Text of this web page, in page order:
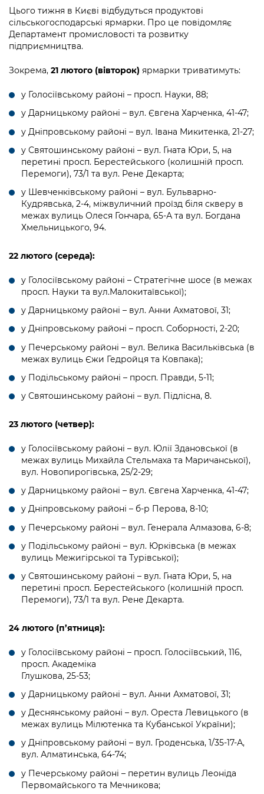
Рішення та розпорядження
Проєкти розпоряджень, що
перебувають на погодженні КМВА
Рішення Київради
Контактна інформація
Графік роботи та прийому громадян
Вакансії
Статистика
Звернення громадян
Регуляторна діяльність
Kyiv International Relations
Річні звіти
Гендерна політика
Безбар'єрність
Київська міська військова адміністрація
Освіта та навчальні заклади
Дороги, транспорт та парковки
Культура, спорт, дозвілля
Бізнес та ліцензування
Фінанси та бюджет
Ритуальні послуги
Іноземцям / For foreigners
Пам'ятки культурної спадщини
Портал Захисників та Захисниць
Безбар'єрність
Портал послуг
Міський застосунок Київ Цифровий
Важливе під час воєнного стану
Громадська експертиза
Громадський бюджет
Петиції
Відкритий бюджет
Контактний центр
Рада з питань внутрішньо переміщених
осіб при Київській міській військовій
адміністрації
«Ініціатива «Партнерство «Відкритий
Важливе під час воєнного стану
Інформація з обмеженим доступом
Подати запит онлайн
Проекти нормативно-правових та
інших актів
Нормативна база
Питання і відповіді про публічну
інформацію
Порядок оскарження рішень, дій чи
бездіяльності розпорядників інформації
Звіти про опрацювання запитів на
публічну інформацію
Інформація для споживачів
Про відкриті дані
Публічні дашборди
Медіагалерея
Підписатися на новини та анонси від
КМДА / Subscribe to announcements
from the KCSA
Порядок акредитації медіа /
Accreditation process
Подати журналістський запит /
Зйомки в лікарнях в умовах воєнного
стану / Rules for media coverage of
hospitals at work under martial law
Контакти для медіа / Contacts for mass
media
Портал Послуг
Цього тижня в Києві відбудуться продуктові
сільськогосподарські ярмарки. Про це повідомляє
Департамент промисловості та розвитку
підприємництва.
Зокрема, 21 лютого (вівторок) ярмарки триватимуть:
у Голосіївському районі – просп. Науки, 88;
у Дарницькому районі – вул. Євгена Харченка, 41-47;
у Дніпровському районі – вул. Івана Микитенка, 21-27;
у Святошинському районі – вул. Гната Юри, 5, на
перетині просп. Берестейського (колишній просп.
Перемоги), 73/1 та вул. Рене Декарта;
у Шевченківському районі – вул. Бульварно-
Кудрявська, 2-4, міжвуличний проїзд біля скверу в
межах вулиць Олеся Гончара, 65-А та вул. Богдана
Хмельницького, 94.
22 лютого (середа):
у Голосіївському районі – Стратегічне шосе (в межах
просп. Науки та вул.Малокитаївської);
у Дарницькому районі – вул. Анни Ахматової, 31;
у Дніпровському районі – просп. Соборності, 2-20;
у Печерському районі – вул. Велика Васильківська (в
межах вулиць Єжи Гедройця та Ковпака);
у Подільському районі – просп. Правди, 5-11;
у Святошинському районі – вул. Підлісна, 8.
23 лютого (четвер):
у Голосіївському районі – вул. Юлії Здановської (в
межах вулиць Михайла Стельмаха та Маричанської),
вул. Новопирогівська, 25/2-29;
у Дарницькому районі – вул. Євгена Харченка, 41-47;
у Дніпровському районі – б-р Перова, 8-10;
у Печерському районі – вул. Генерала Алмазова, 6-8;
у Подільському районі – вул. Юрківська (в межах
вулиць Межигірської та Турівської);
у Святошинському районі – вул. Гната Юри, 5, на
перетині просп. Берестейського (колишній просп.
Перемоги), 73/1 та вул. Рене Декарта.
24 лютого (п’ятниця):
у Голосіївському районі – просп. Голосіївський, 116,
просп. Академіка
Глушкова, 25-53;
у Дарницькому районі – вул. Анни Ахматової, 31;
у Деснянському районі – вул. Ореста Левицького (в
межах вулиць Мілютенка та Кубанської України);
у Дніпровському районі – вул. Гроденська, 1/35-17-А,
вул. Алматинська, 64-74;
у Печерському районі – перетин вулиць Леоніда
Первомайського та Мечникова;